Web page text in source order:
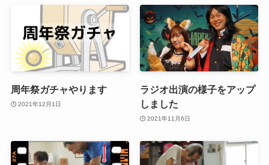
周年祭ガチャやります
2021年12月1日
ラジオ出演の様子をアップ
しました
2021年11月6日